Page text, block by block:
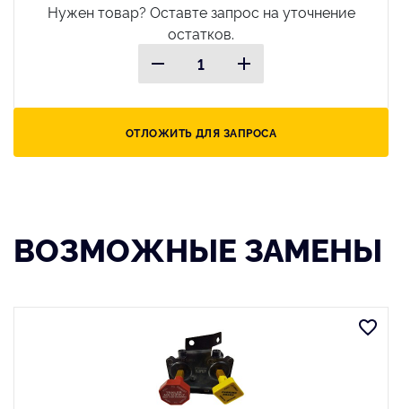
Нужен товар? Оставте запрос на уточнение
остатков.
ОТЛОЖИТЬ ДЛЯ ЗАПРОСА
ВОЗМОЖНЫЕ ЗАМЕНЫ